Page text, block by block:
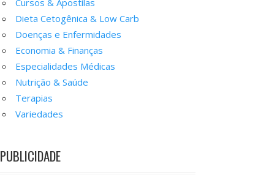
Dieta Cetogênica & Low Carb
Doenças e Enfermidades
Economia & Finanças
Especialidades Médicas
Nutrição & Saúde
Terapias
Variedades
PUBLICIDADE